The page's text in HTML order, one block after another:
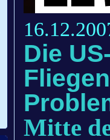
Die
Mitte